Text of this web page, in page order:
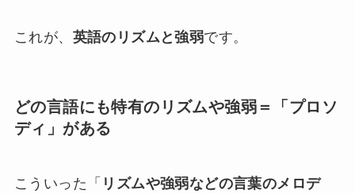
これが、 英語のリズムと強弱です。
どの言語にも特有のリズムや強弱＝「プロソ
ディ」がある
こういった「 リズムや強弱などの言葉のメロデ